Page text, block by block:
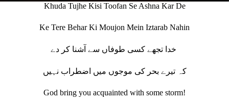
Khuda Tujhe Kisi Toofan Se Ashna Kar De
Ke Tere Behar Ki Moujon Mein Iztarab Nahin
کہ تیرے بحر کی موجوں میں اضطراب نہیں
God bring you acquainted with some storm!